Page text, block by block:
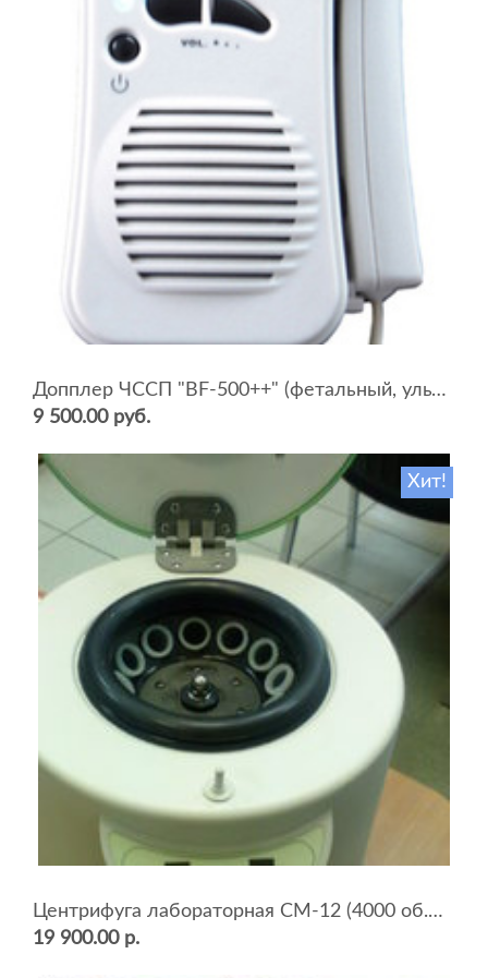
Допплер ЧССП "BF-500++" (фетальный, ультразвуковой)
9 500.00 руб.
Хит!
Центрифуга лабораторная СМ-12 (4000 об.мин, 12 пробирок)
19 900.00 р.